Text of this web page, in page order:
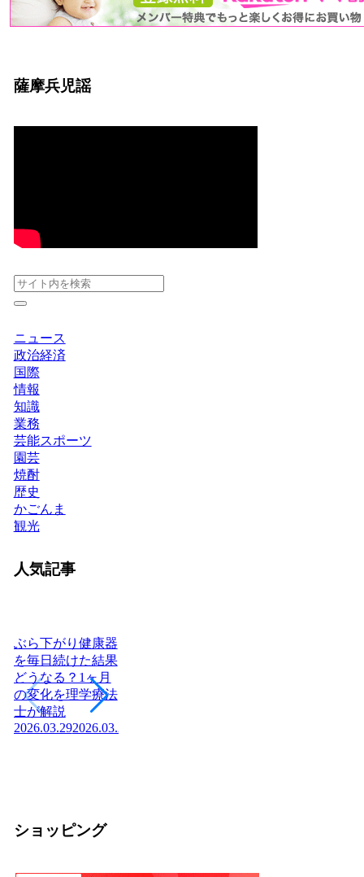
薩摩兵児謡
ニュース
政治経済
国際
情報
知識
業務
芸能スポーツ
園芸
焼酎
歴史
かごんま
観光
人気記事
ぶら下がり健康器
を毎日続けた結果
どうなる？1ヶ月
の変化を理学療法
士が解説
2026.03.292026.03.29
ショッピング